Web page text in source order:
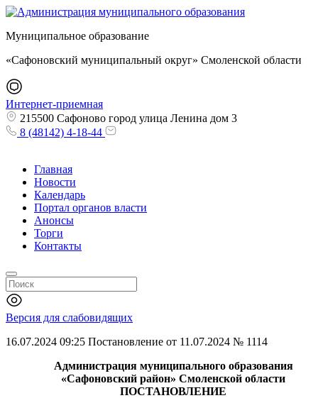
Муниципальное образование
«Сафоновский муниципальный округ» Смоленской области
Интернет-приемная
215500 Сафоново город улица Ленина дом 3
8 (48142) 4-18-44
Главная
Новости
Календарь
Портал органов власти
Анонсы
Торги
Контакты
Версия для слабовидящих
16.07.2024 09:25 Постановление от 11.07.2024 № 1114
Администрация муниципального образования
«Сафоновский район» Смоленской области
ПОСТАНОВЛЕНИЕ